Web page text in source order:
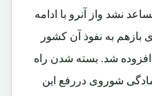
نشد واز آنرو با ادامه
به نفوذ آن کشور
شد. بسته شدن راه
شوروی دررفع این